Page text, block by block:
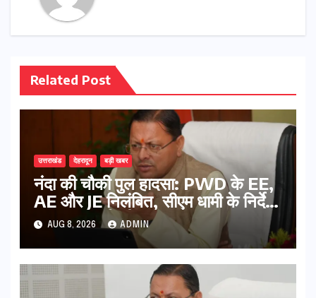
Related Post
उत्तराखंड देहरादून बड़ी खबर
नंदा की चौकी पुल हादसा: PWD के EE,
AE और JE निलंबित, सीएम धामी के निर्देश
पर सख्त कार्रवाई
AUG 8, 2026 ADMIN